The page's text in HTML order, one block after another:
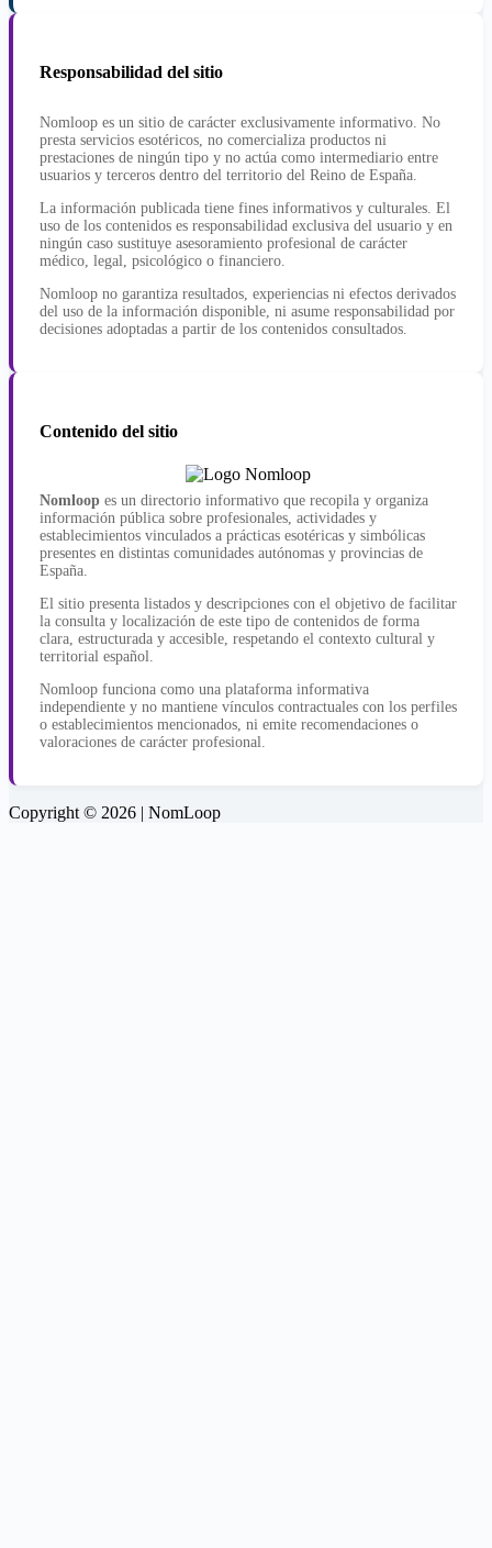
Responsabilidad del sitio
Nomloop es un sitio de carácter exclusivamente informativo. No
presta servicios esotéricos, no comercializa productos ni
prestaciones de ningún tipo y no actúa como intermediario entre
usuarios y terceros dentro del territorio del Reino de España.
La información publicada tiene fines informativos y culturales. El
uso de los contenidos es responsabilidad exclusiva del usuario y en
ningún caso sustituye asesoramiento profesional de carácter
médico, legal, psicológico o financiero.
Nomloop no garantiza resultados, experiencias ni efectos derivados
del uso de la información disponible, ni asume responsabilidad por
decisiones adoptadas a partir de los contenidos consultados.
Contenido del sitio
Nomloop es un directorio informativo que recopila y organiza
información pública sobre profesionales, actividades y
establecimientos vinculados a prácticas esotéricas y simbólicas
presentes en distintas comunidades autónomas y provincias de
España.
El sitio presenta listados y descripciones con el objetivo de facilitar
la consulta y localización de este tipo de contenidos de forma
clara, estructurada y accesible, respetando el contexto cultural y
territorial español.
Nomloop funciona como una plataforma informativa
independiente y no mantiene vínculos contractuales con los perfiles
o establecimientos mencionados, ni emite recomendaciones o
valoraciones de carácter profesional.
Copyright © 2026 | NomLoop